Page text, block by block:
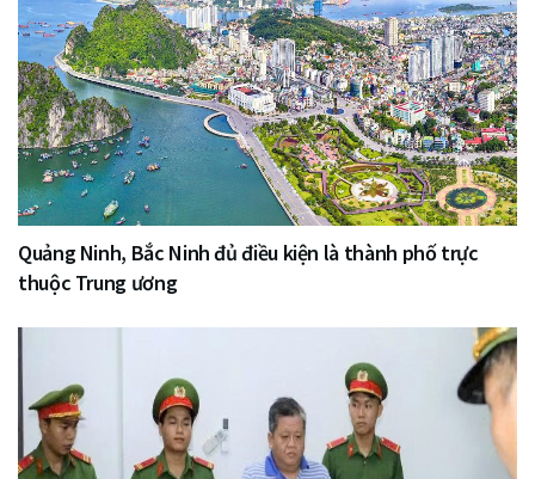
Quảng Ninh, Bắc Ninh đủ điều kiện là thành phố trực
thuộc Trung ương